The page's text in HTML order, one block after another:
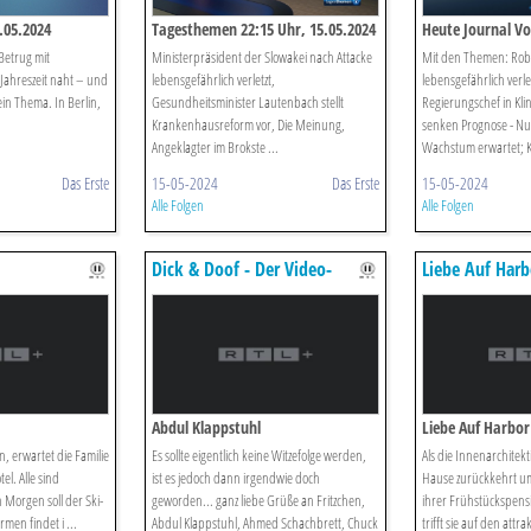
mit
naht – und
Thema. In Berlin,
Das Erste
Tagesthemen 22:15 Uhr, 15.05.2024
Ministerpräsident der Slowakei nach Attacke
lebensgefährlich verletzt,
Gesundheitsminister Lautenbach stellt
Krankenhausreform vor, Die Meinung,
Angeklagter im Brokste ...
15-05-2024 Das Erste
Alle Folgen
Heute Journal
Mit den Themen:
lebensgefährlich
Regierungschef in
senken Prognose -
Wachstum erwartet;
15-05-2024
Alle Folgen
erwartet die Familie
Alle sind
soll der Ski-
findet i ...
Dick & Doof - Der Video-
podcast
Abdul Klappstuhl
Es sollte eigentlich keine Witzefolge werden,
ist es jedoch dann irgendwie doch
geworden... ganz liebe Grüße an Fritzchen,
Abdul Klappstuhl, Ahmed Schachbrett, Chuck
Liebe Auf
Liebe Auf
Als die
Hause zurückkehrt
ihrer
trifft sie auf den